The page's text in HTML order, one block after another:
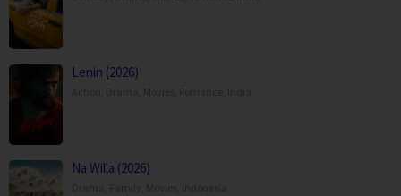
Lenin (2026)
Na Willa (2026)